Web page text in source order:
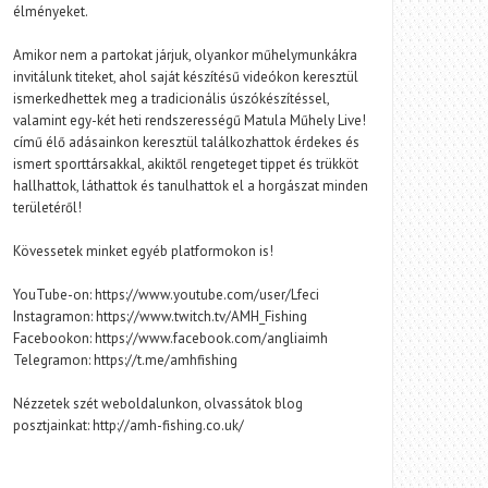
élményeket.
Amikor nem a partokat járjuk, olyankor műhelymunkákra
invitálunk titeket, ahol saját készítésű videókon keresztül
ismerkedhettek meg a tradicionális úszókészítéssel,
valamint egy-két heti rendszerességű Matula Műhely Live!
című élő adásainkon keresztül találkozhattok érdekes és
ismert sporttársakkal, akiktől rengeteget tippet és trükköt
hallhattok, láthattok és tanulhattok el a horgászat minden
területéről!
Kövessetek minket egyéb platformokon is!
YouTube-on: https://www.youtube.com/user/Lfeci
Instagramon: https://www.twitch.tv/AMH_Fishing
Facebookon: https://www.facebook.com/angliaimh
Telegramon: https://t.me/amhfishing
Nézzetek szét weboldalunkon, olvassátok blog
posztjainkat: http://amh-fishing.co.uk/